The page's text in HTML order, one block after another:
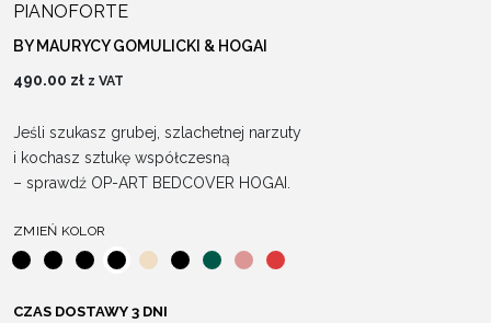
PIANOFORTE
BY MAURYCY GOMULICKI & HOGAI
490.00 zł z VAT
Jeśli szukasz grubej, szlachetnej narzuty
i kochasz sztukę współczesną
– sprawdź OP-ART BEDCOVER HOGAI.
ZMIEŃ KOLOR
CZAS DOSTAWY 3 DNI